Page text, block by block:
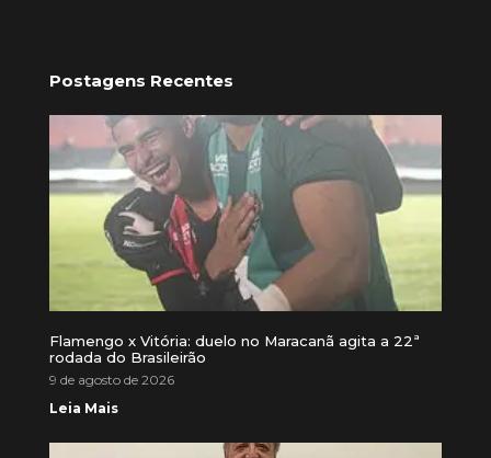
Postagens Recentes
Flamengo x Vitória: duelo no Maracanã agita a 22ª
rodada do Brasileirão
9 de agosto de 2026
Leia Mais